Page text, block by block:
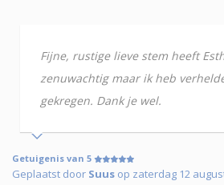
Fijne, rustige lieve stem heeft
zenuwachtig maar ik heb
gekregen. Dank je wel.
Getuigenis van 5
Geplaatst door Suus op zaterdag 12